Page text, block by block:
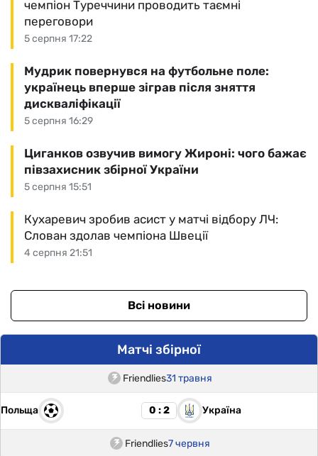
5 серпня 17:22
чемпіон Туреччини проводить таємні
переговори
5 серпня 16:29
Мудрик повернувся на футбольне поле:
українець вперше зіграв після зняття
дискваліфікації
5 серпня 15:51
Циганков озвучив вимогу Жироні: чого бажає
півзахисник збірної України
4 серпня 21:51
Кухаревич зробив асист у матчі відбору ЛЧ:
Слован здолав чемпіона Швеції
Всі новини
Матчі збірної
Friendlies31 травня
Польща 0 : 2 Україна
Friendlies7 червня